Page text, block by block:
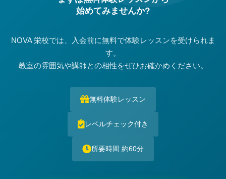
始めてみませんか?
NOVA 栄校では、入会前に無料で体験レッスンを受けられま
す。
教室の雰囲気や講師との相性をぜひお確かめください。
無料体験レッスン
レベルチェック付き
所要時間 約60分